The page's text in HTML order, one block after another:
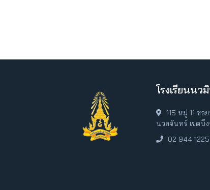
โรงเรียนน
115 หมู่ 11 ซ
นวลจันทร์ เขตบึ
02 944 1225